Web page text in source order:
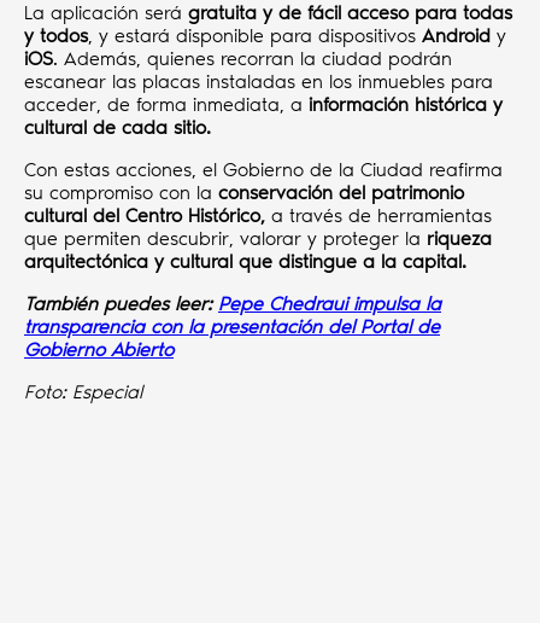
La aplicación será gratuita y de fácil acceso para todas
y todos, y estará disponible para dispositivos Android y
iOS. Además, quienes recorran la ciudad podrán
escanear las placas instaladas en los inmuebles para
acceder, de forma inmediata, a información histórica y
cultural de cada sitio.
Con estas acciones, el Gobierno de la Ciudad reafirma
su compromiso con la conservación del patrimonio
cultural del Centro Histórico, a través de herramientas
que permiten descubrir, valorar y proteger la riqueza
arquitectónica y cultural que distingue a la capital.
También puedes leer: Pepe Chedraui impulsa la
transparencia con la presentación del Portal de
Gobierno Abierto
Foto: Especial